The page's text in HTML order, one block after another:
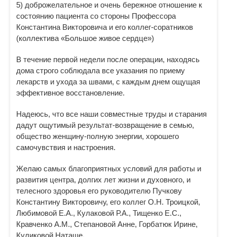
5) доброжелательное и очень бережное отношение к
состоянию пациента со стороны Профессора
Константина Викторовича и его коллег-соратников
(коллектива «Большое живое сердце»)
В течение первой недели после операции, находясь
дома строго соблюдала все указания по приему
лекарств и ухода за швами, с каждым днем ощущая
эффективное восстановление.
Надеюсь, что все наши совместные труды и старания
дадут ощутимый результат-возвращение в семью,
общество женщину-полную энергии, хорошего
самочувствия и настроения.
Желаю самых благоприятных условий для работы и
развития центра, долгих лет жизни и духовного, и
телесного здоровья его руководителю Пучкову
Константину Викторовичу, его коллег О.Н. Троицкой,
Любимовой Е.А., Кулаковой Р.А., Тищенко Е.С.,
Кравченко А.М., Степановой Анне, Горбатюк Ирине,
Куликовой Наташе.